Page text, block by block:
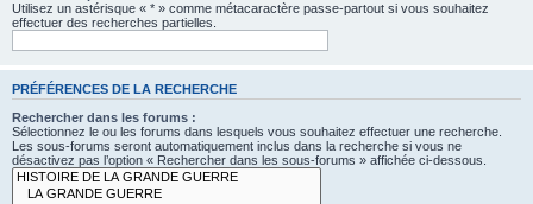
Utilisez un astérisque « * » comme métacaractère passe-partout si vous souhaitez
effectuer des recherches partielles.
PRÉFÉRENCES DE LA RECHERCHE
Rechercher dans les forums :
Sélectionnez le ou les forums dans lesquels vous souhaitez effectuer une recherche.
Les sous-forums seront automatiquement inclus dans la recherche si vous ne
désactivez pas l’option « Rechercher dans les sous-forums » affichée ci-dessous.